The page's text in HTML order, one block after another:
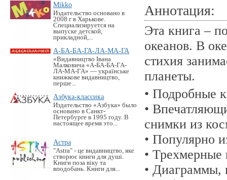
Mikko
Издательство основано в
2008 г в Харькове.
Специализируется на
выпуске детской,
прикладной,...
А-БА-БА-ГА-ЛА-МА-ГА
«Видавництво Івана
Малковича «А-БА-БА-ГА-
ЛА-МА-ГА» — українське
книжкове видавництво,
перше...
Азбука-классика
Издательство «Азбука» было
основано в Санкт-
Петербурге в 1995 году. В
настоящее время это...
Астра
"Astra" - це видавництво, яке
створює книги для душі.
Книги поза віку та
вподобань. Книги для...
Аннотация:
Эта книга –
океанов. В
стихия
планеты.
• Подробные
•
снимки из
• Популярно
• Трехмерные
• Диаграммы,